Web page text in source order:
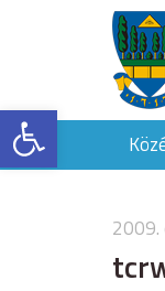
Eszköztár
2009.